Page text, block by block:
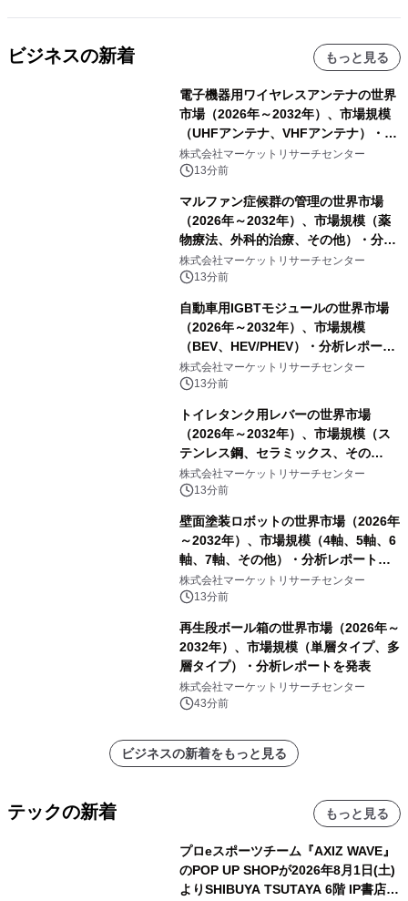
ビジネスの新着 もっと見る
電子機器用ワイヤレスアンテナの世界
市場（2026年～2032年）、市場規模
（UHFアンテナ、VHFアンテナ）・分
析レポートを発表
株式会社マーケットリサーチセンター
13分前
マルファン症候群の管理の世界市場
（2026年～2032年）、市場規模（薬
物療法、外科的治療、その他）・分析
レポートを発表
株式会社マーケットリサーチセンター
13分前
自動車用IGBTモジュールの世界市場
（2026年～2032年）、市場規模
（BEV、HEV/PHEV）・分析レポート
を発表
株式会社マーケットリサーチセンター
13分前
トイレタンク用レバーの世界市場
（2026年～2032年）、市場規模（ス
テンレス鋼、セラミックス、その
他）・分析レポートを発表
株式会社マーケットリサーチセンター
13分前
壁面塗装ロボットの世界市場（2026年
～2032年）、市場規模（4軸、5軸、6
軸、7軸、その他）・分析レポートを
発表
株式会社マーケットリサーチセンター
13分前
再生段ボール箱の世界市場（2026年～
2032年）、市場規模（単層タイプ、多
層タイプ）・分析レポートを発表
株式会社マーケットリサーチセンター
43分前
ビジネスの新着をもっと見る
テックの新着 もっと見る
プロeスポーツチーム『AXIZ WAVE』
のPOP UP SHOPが2026年8月1日(土)
よりSHIBUYA TSUTAYA 6階 IP書店で